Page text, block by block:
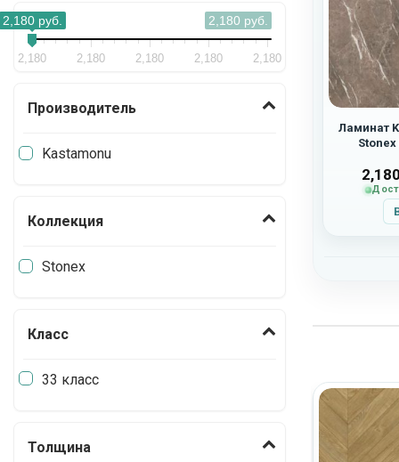
2,180 руб.
2,180 руб.
2,180 2,180 2,180 2,180 2,180
Производитель
Kastamonu
Коллекция
Stonex
Класс
33 класс
Толщина
Ламинат
Stonex